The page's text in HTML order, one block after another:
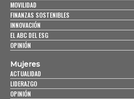
MOVILIDAD
FINANZAS SOSTENIBLES
INNOVACIÓN
EL ABC DEL ESG
OPINIÓN
Mujeres
ACTUALIDAD
LIDERAZGO
OPINIÓN